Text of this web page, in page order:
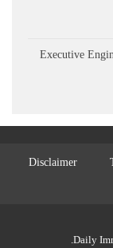
Executive
Disclaimer